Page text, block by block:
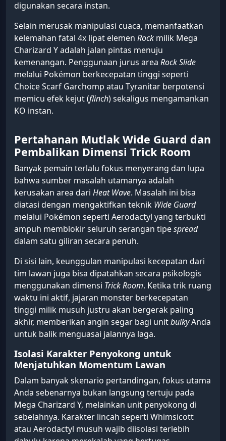
Langkah paling konsisten untuk meredam
keganasan sang naga api adalah dengan
membawa Tyranitar ke dalam arena. Kemampuan
Sand Stream miliknya secara otomatis akan
menggantikan cuacaSunny DaymenjadiSandstorm
sehingga bonus kerusakanHeat Wavelenyap dan
seranganSolar Beammilik lawan tidak bisa
digunakan secara instan.
kelemahan fatal 4x lipat elemenRock milik Mega
Charizard Y adalah jalan pintas menuju
melalui Pokémon berkecepatan tinggi seperti
Choice Scarf Garchomp atau Tyranitar berpotensi
memicu efek kejut ( flinch) sekaligus mengamankan
KO instan.
Pertahanan Mutlak Wide Guard dan
Banyak pemain terlalu fokus menyerang dan lupa
bahwa sumber masalah utamanya adalah
kerusakan area dariHeat Wave . Masalah ini bisa
diatasi dengan mengaktifkan teknikWide Guard
melalui Pokémon seperti Aerodactyl yang terbukti
ampuh memblokir seluruh serangan tipespread
dalam satu giliran secara penuh.
Di sisi lain, keunggulan manipulasi kecepatan dari
tim lawan juga bisa dipatahkan secara psikologis
menggunakan dimensi Trick Room. Ketika trik ruang
waktu ini aktif, jajaran monster berkecepatan
tinggi milik musuh justru akan bergerak paling
akhir, memberikan angin segar bagi unitbulkyAnda
untuk balik menguasai jalannya laga.